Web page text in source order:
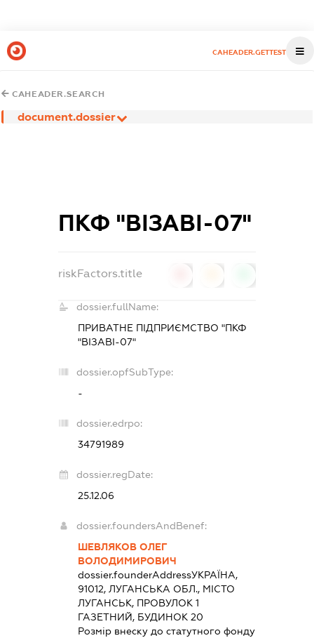
CAHEADER.GETTEST
CAHEADER.SEARCH
document.dossier
ПКФ "ВІЗАВІ-07"
riskFactors.title
dossier.fullName:
ПРИВАТНЕ ПІДПРИЄМСТВО "ПКФ
"ВІЗАВІ-07"
dossier.opfSubType:
-
dossier.edrpo:
34791989
dossier.regDate:
25.12.06
dossier.foundersAndBenef:
ШЕВЛЯКОВ ОЛЕГ
ВОЛОДИМИРОВИЧ
dossier.founderAddressУКРАЇНА,
91012, ЛУГАНСЬКА ОБЛ., МІСТО
ЛУГАНСЬК, ПРОВУЛОК 1
ГАЗЕТНИЙ, БУДИНОК 20
Розмір внеску до статутного фонду